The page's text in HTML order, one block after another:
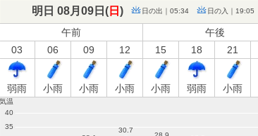
明日 08月09日(日 ) 日の出｜05:34 日の入｜19:05
午前
午後
03
06 09 12 15 18 21
弱雨
小雨 小雨 小雨 小雨 弱雨 小雨